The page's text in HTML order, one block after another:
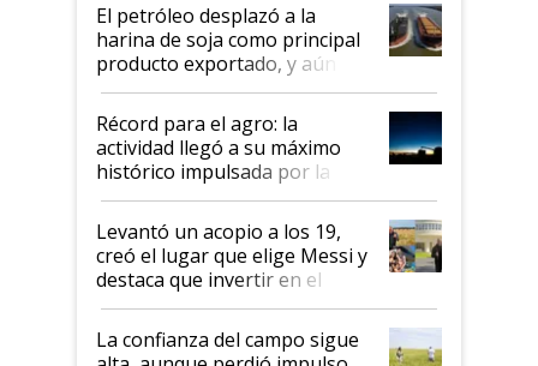
El petróleo desplazó a la
harina de soja como principal
producto exportado, y aún así
el agro aportó casi seis de cada
diez dólares y sostuvo el
liderazgo en un semestre
récord
Récord para el agro: la
actividad llegó a su máximo
histórico impulsada por la
cosecha y las exportaciones
Levantó un acopio a los 19,
creó el lugar que elige Messi y
destaca que invertir en el
kirchnerismo era como "darle
plata a un hijo para droga":
Juan Félix Rossetti, el libertario
La confianza del campo sigue